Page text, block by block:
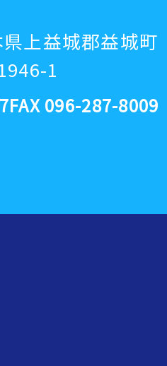
上益城郡益城町
1
FAX 096-287-8009